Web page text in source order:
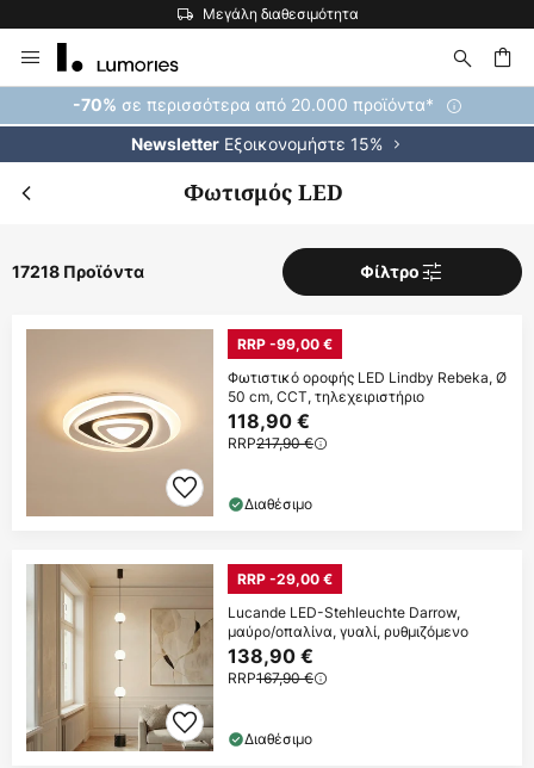
Η μεγαλύτερη επιλογή εμπορικών σημάτων στην Ευρώπη
Μετάβαση
στο
περιεχόμενο
-70% σε περισσότερα από 20.000 προϊόντα*
Newsletter Εξοικονομήστε 15%
Φωτισμός LED
17218 Προϊόντα Φίλτρο
RRP -99,00 €
Φωτιστικό οροφής LED Lindby Rebeka, Ø
50 cm, CCT, τηλεχειριστήριο
118,90 €
RRP217,90 €
Διαθέσιμο
RRP -29,00 €
Lucande LED-Stehleuchte Darrow,
μαύρο/οπαλίνα, γυαλί, ρυθμιζόμενο
138,90 €
RRP167,90 €
Διαθέσιμο